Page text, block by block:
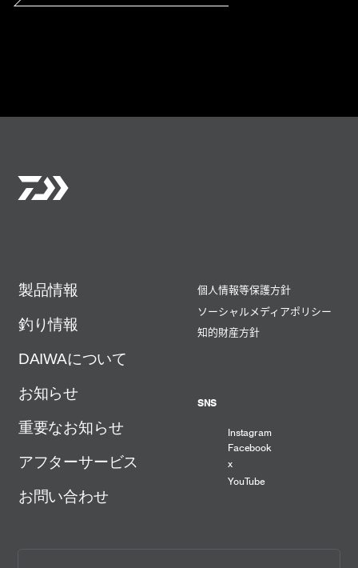
製品情報
釣り情報
DAIWAについて
お知らせ
重要なお知らせ
アフターサービス
お問い合わせ
個人情報等保護方針
ソーシャルメディアポリシー
知的財産方針
SNS
Instagram
Facebook
x
YouTube